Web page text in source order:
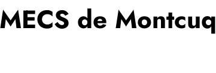
de Montcuq